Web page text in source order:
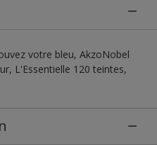
votre bleu, AkzoNobel
L'Essentielle 120 teintes,